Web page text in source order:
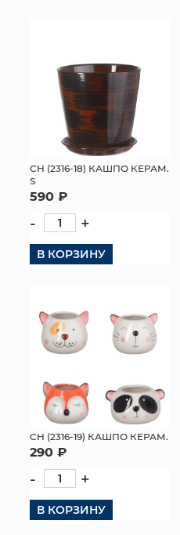
СН (2316-18) КАШПО КЕРАМ.
S
590 ₽
- +
В КОРЗИНУ
СН (2316-19) КАШПО КЕРАМ.
290 ₽
- +
В КОРЗИНУ